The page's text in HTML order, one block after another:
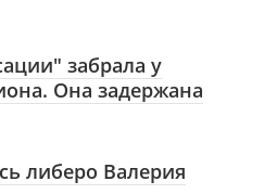
забрала у
Она задержана
либеро Валерия